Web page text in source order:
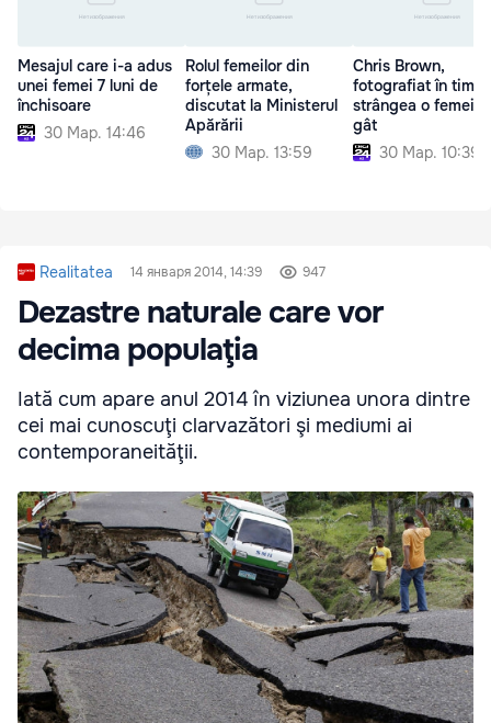
Mesajul care i-a adus
unei femei 7 luni de
închisoare
30 Мар. 14:46
Rolul femeilor din
forțele armate,
discutat la Ministerul
Apărării
30 Мар. 13:59
Chris Brown,
fotografiat în timp
strângea o femeie
gât
30 Мар. 10:39
Realitatea 14 января 2014, 14:39 947
Dezastre naturale care vor
decima populaţia
Iată cum apare anul 2014 în viziunea unora dintre
cei mai cunoscuţi clarvazători şi mediumi ai
contemporaneităţii.